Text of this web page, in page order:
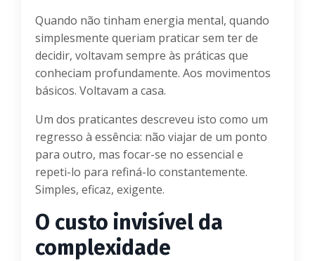
Quando não tinham energia mental, quando
simplesmente queriam praticar sem ter de
decidir, voltavam sempre às práticas que
conheciam profundamente. Aos movimentos
básicos. Voltavam a casa.
Um dos praticantes descreveu isto como um
regresso à essência: não viajar de um ponto
para outro, mas focar-se no essencial e
repeti-lo para refiná-lo constantemente.
Simples, eficaz, exigente.
O custo invisível da
complexidade